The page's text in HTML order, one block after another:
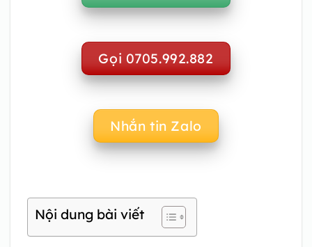
Gọi 0705.992.882
Nhắn tin Zalo
Nội dung bài viết